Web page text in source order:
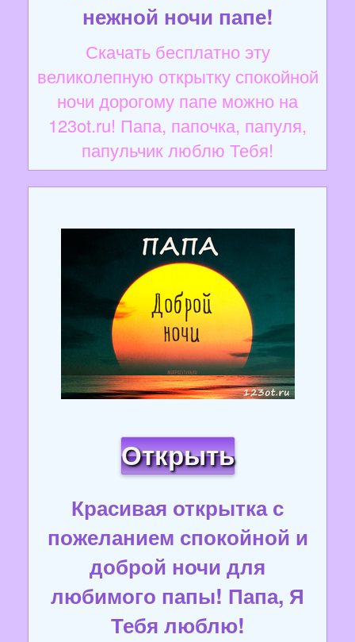
нежной ночи папе!
Скачать бесплатно эту
великолепную открытку спокойной
ночи дорогому папе можно на
123ot.ru! Папа, папочка, папуля,
папульчик люблю Тебя!
Открыть
Красивая открытка с
пожеланием спокойной и
доброй ночи для
любимого папы! Папа, Я
Тебя люблю!